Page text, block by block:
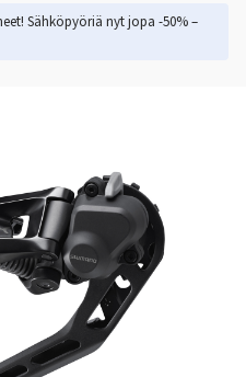
Sähköpyöriä nyt jopa -50% –